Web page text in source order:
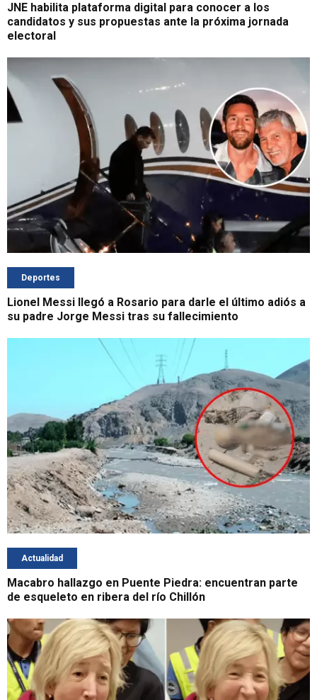
JNE habilita plataforma digital para conocer a los
candidatos y sus propuestas ante la próxima jornada
electoral
Deportes
Lionel Messi llegó a Rosario para darle el último adiós a
su padre Jorge Messi tras su fallecimiento
Actualidad
Macabro hallazgo en Puente Piedra: encuentran parte
de esqueleto en ribera del río Chillón